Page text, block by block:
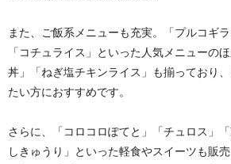
また、ご飯系メニューも充実。「プルコギ
「コチュライス」といった人気メニューの
丼」「ねぎ塩チキンライス」も揃っており
たい方におすすめです。
さらに、「コロコロぽてと」「チュロス」
しきゅうり」といった軽食やスイーツも販